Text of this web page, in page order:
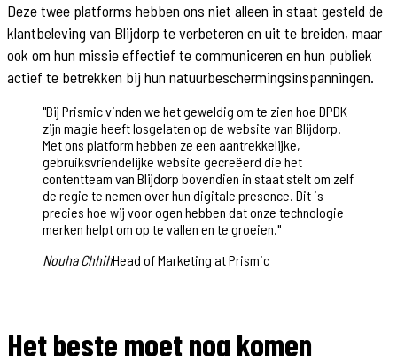
Deze twee platforms hebben ons niet alleen in staat gesteld de
klantbeleving van Blijdorp te verbeteren en uit te breiden, maar
ook om hun missie effectief te communiceren en hun publiek
actief te betrekken bij hun natuurbeschermingsinspanningen.
"Bij Prismic vinden we het geweldig om te zien hoe DPDK
zijn magie heeft losgelaten op de website van Blijdorp.
Met ons platform hebben ze een aantrekkelijke,
gebruiksvriendelijke website gecreëerd die het
contentteam van Blijdorp bovendien in staat stelt om zelf
de regie te nemen over hun digitale presence. Dit is
precies hoe wij voor ogen hebben dat onze technologie
merken helpt om op te vallen en te groeien."
Nouha ChhihHead of Marketing at Prismic
Het beste moet nog komen